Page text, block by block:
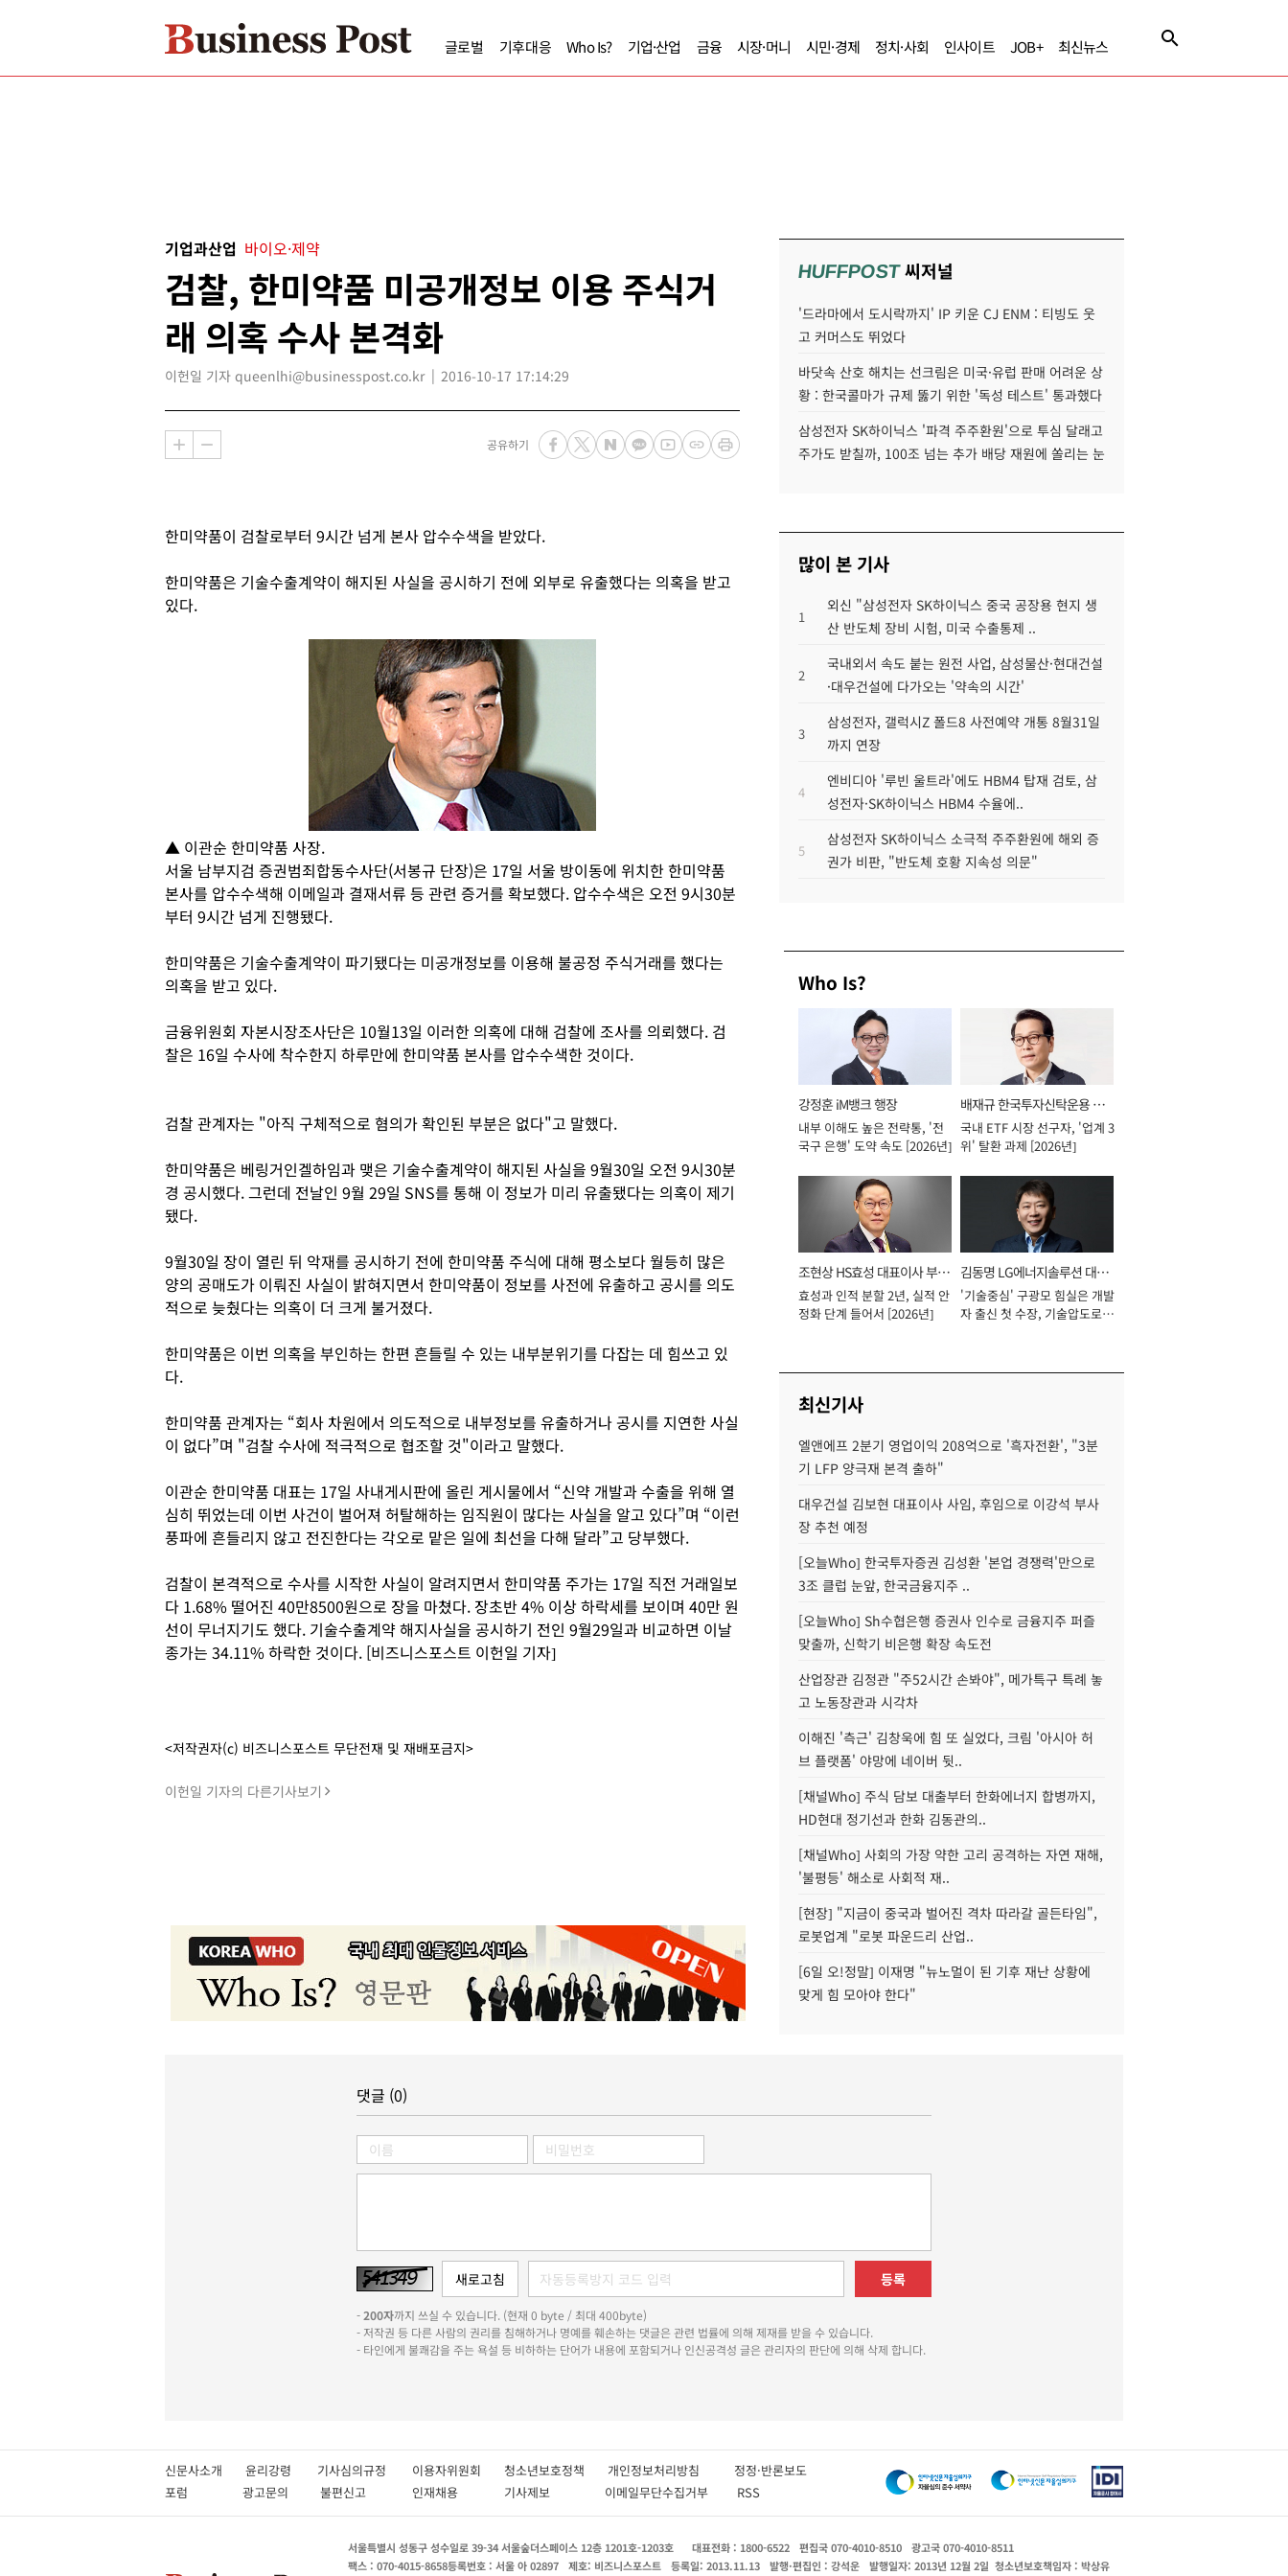
글로벌 기후대응 Who Is? 기업·산업 금융 시장·머니 시민·경제 정치·사회 인사이트 JOB+ 최신뉴스
기업과산업 바이오·제약
검찰, 한미약품 미공개정보 이용 주식거
래 의혹 수사 본격화
이헌일 기자 queenlhi@businesspost.co.kr 2016-10-17 17:14:29
공유하기
한미약품이 검찰로부터 9시간 넘게 본사 압수수색을 받았다.
한미약품은 기술수출계약이 해지된 사실을 공시하기 전에 외부로 유출했다는 의혹을 받고
있다.
▲ 이관순 한미약품 사장.
서울 남부지검 증권범죄합동수사단(서봉규 단장)은 17일 서울 방이동에 위치한 한미약품
본사를 압수수색해 이메일과 결재서류 등 관련 증거를 확보했다. 압수수색은 오전 9시30분
부터 9시간 넘게 진행됐다.
한미약품은 기술수출계약이 파기됐다는 미공개정보를 이용해 불공정 주식거래를 했다는
의혹을 받고 있다.
금융위원회 자본시장조사단은 10월13일 이러한 의혹에 대해 검찰에 조사를 의뢰했다. 검
찰은 16일 수사에 착수한지 하루만에 한미약품 본사를 압수수색한 것이다.
검찰 관계자는 "아직 구체적으로 혐의가 확인된 부분은 없다"고 말했다.
한미약품은 베링거인겔하임과 맺은 기술수출계약이 해지된 사실을 9월30일 오전 9시30분
경 공시했다. 그런데 전날인 9월 29일 SNS를 통해 이 정보가 미리 유출됐다는 의혹이 제기
됐다.
9월30일 장이 열린 뒤 악재를 공시하기 전에 한미약품 주식에 대해 평소보다 월등히 많은
양의 공매도가 이뤄진 사실이 밝혀지면서 한미약품이 정보를 사전에 유출하고 공시를 의도
적으로 늦췄다는 의혹이 더 크게 불거졌다.
한미약품은 이번 의혹을 부인하는 한편 흔들릴 수 있는 내부분위기를 다잡는 데 힘쓰고 있
다.
한미약품 관계자는 “회사 차원에서 의도적으로 내부정보를 유출하거나 공시를 지연한 사실
이 없다”며 "검찰 수사에 적극적으로 협조할 것"이라고 말했다.
이관순 한미약품 대표는 17일 사내게시판에 올린 게시물에서 “신약 개발과 수출을 위해 열
심히 뛰었는데 이번 사건이 벌어져 허탈해하는 임직원이 많다는 사실을 알고 있다”며 “이런
풍파에 흔들리지 않고 전진한다는 각오로 맡은 일에 최선을 다해 달라”고 당부했다.
검찰이 본격적으로 수사를 시작한 사실이 알려지면서 한미약품 주가는 17일 직전 거래일보
다 1.68% 떨어진 40만8500원으로 장을 마쳤다. 장초반 4% 이상 하락세를 보이며 40만 원
선이 무너지기도 했다. 기술수출계약 해지사실을 공시하기 전인 9월29일과 비교하면 이날
종가는 34.11% 하락한 것이다. [비즈니스포스트 이헌일 기자]
<저작권자(c) 비즈니스포스트 무단전재 및 재배포금지>
이헌일 기자의 다른기사보기
HUFFPOST씨저널
'드라마에서 도시락까지' IP 키운 CJ ENM : 티빙도 웃
고 커머스도 뛰었다
바닷속 산호 해치는 선크림은 미국·유럽 판매 어려운 상
황 : 한국콜마가 규제 뚫기 위한 '독성 테스트' 통과했다
삼성전자 SK하이닉스 '파격 주주환원'으로 투심 달래고
주가도 받칠까, 100조 넘는 추가 배당 재원에 쏠리는 눈
많이 본 기사
1
외신 "삼성전자 SK하이닉스 중국 공장용 현지 생
산 반도체 장비 시험, 미국 수출통제 ..
2
국내외서 속도 붙는 원전 사업, 삼성물산·현대건설
·대우건설에 다가오는 '약속의 시간'
3
삼성전자, 갤럭시Z 폴드8 사전예약 개통 8월31일
까지 연장
4
엔비디아 '루빈 울트라'에도 HBM4 탑재 검토, 삼
성전자·SK하이닉스 HBM4 수율에..
5
삼성전자 SK하이닉스 소극적 주주환원에 해외 증
권가 비판, "반도체 호황 지속성 의문"
Who Is?
강정훈 iM뱅크 행장
내부 이해도 높은 전략통, '전
국구 은행' 도약 속도 [2026년]
배재규 한국투자신탁운용 대
표이사 사장
국내 ETF 시장 선구자, '업계 3
위' 탈환 과제 [2026년]
조현상 HS효성 대표이사 부회
장
효성과 인적 분할 2년, 실적 안
정화 단계 들어서 [2026년]
김동명 LG에너지솔루션 대표
이사 사장
'기술중심' 구광모 힘실은 개발
자 출신 첫 수장, 기술압도로
최신기사
엘앤에프 2분기 영업이익 208억으로 '흑자전환', "3분
기 LFP 양극재 본격 출하"
대우건설 김보현 대표이사 사임, 후임으로 이강석 부사
장 추천 예정
[오늘Who] 한국투자증권 김성환 '본업 경쟁력'만으로
3조 클럽 눈앞, 한국금융지주 ..
[오늘Who] Sh수협은행 증권사 인수로 금융지주 퍼즐
맞출까, 신학기 비은행 확장 속도전
산업장관 김정관 "주52시간 손봐야", 메가특구 특례 놓
고 노동장관과 시각차
이해진 '측근' 김창욱에 힘 또 실었다, 크림 '아시아 허
브 플랫폼' 야망에 네이버 뒷..
[채널Who] 주식 담보 대출부터 한화에너지 합병까지,
HD현대 정기선과 한화 김동관의..
[채널Who] 사회의 가장 약한 고리 공격하는 자연 재해,
'불평등' 해소로 사회적 재..
[현장] "지금이 중국과 벌어진 격차 따라갈 골든타임",
로봇업계 "로봇 파운드리 산업..
[6일 오!정말] 이재명 "뉴노멀이 된 기후 재난 상황에
맞게 힘 모아야 한다"
댓글 (0)
등록
-200자까지 쓰실 수 있습니다. (현재 0 byte / 최대 400byte)
- 저작권 등 다른 사람의 권리를 침해하거나 명예를 훼손하는 댓글은 관련 법률에 의해 제재를 받을 수 있습니다.
- 타인에게 불쾌감을 주는 욕설 등 비하하는 단어가 내용에 포함되거나 인신공격성 글은 관리자의 판단에 의해 삭제 합니다.
신문사소개 윤리강령 기사심의규정 이용자위원회 청소년보호정책 개인정보처리방침 정정·반론보도
포럼
광고문의 불편신고 인재채용 기사제보 이메일무단수집거부 RSS
서울특별시 성동구 성수일로 39-34 서울숲더스페이스 12층 1201호-1203호 대표전화 : 1800-6522 편집국 070-4010-8510
광고국 070-4010-8511
팩스 : 070-4015-8658등록번호 : 서울 아 02897 제호: 비즈니스포스트 등록일: 2013.11.13 발행·편집인 : 강석운 발행일자: 2013년 12월 2일 청소년보호책임자 : 박상유